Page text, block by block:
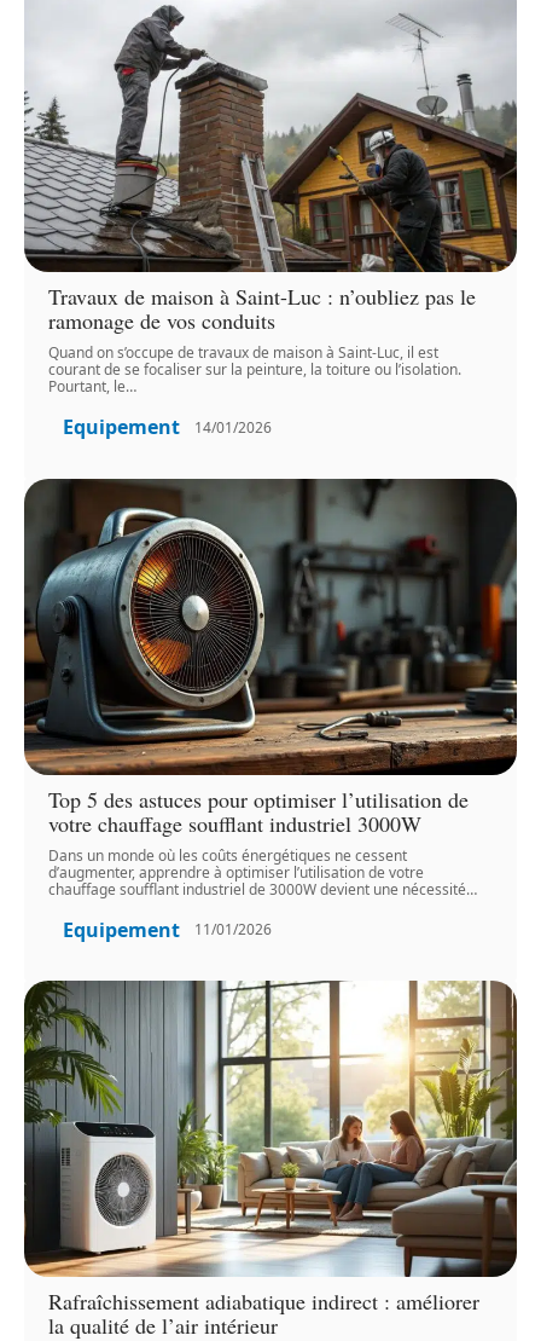
Travaux de maison à Saint-Luc : n’oubliez pas le
ramonage de vos conduits
Quand on s’occupe de travaux de maison à Saint-Luc, il est
courant de se focaliser sur la peinture, la toiture ou l’isolation.
Pourtant, le…
Equipement 14/01/2026
Top 5 des astuces pour optimiser l’utilisation de
votre chauffage soufflant industriel 3000W
Dans un monde où les coûts énergétiques ne cessent
d’augmenter, apprendre à optimiser l’utilisation de votre
chauffage soufflant industriel de 3000W devient une nécessité…
Equipement 11/01/2026
Rafraîchissement adiabatique indirect : améliorer
la qualité de l’air intérieur